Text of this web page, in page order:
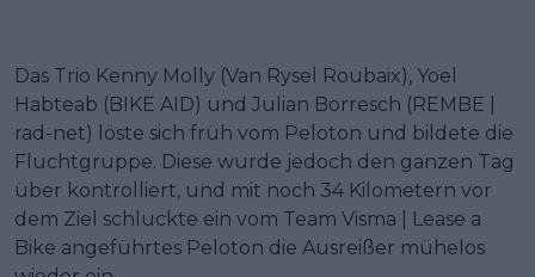
Das Trio Kenny Molly (Van Rysel Roubaix), Yoel
Habteab (BIKE AID) und Julian Borresch (REMBE |
rad-net) löste sich früh vom Peloton und bildete die
Fluchtgruppe. Diese wurde jedoch den ganzen Tag
über kontrolliert, und mit noch 34 Kilometern vor
dem Ziel schluckte ein vom Team Visma | Lease a
Bike angeführtes Peloton die Ausreißer mühelos